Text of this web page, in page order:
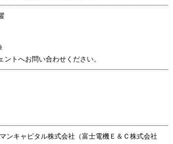
トへお問い合わせください。
ンキャピタル株式会社（富士電機Ｅ＆Ｃ株式会社